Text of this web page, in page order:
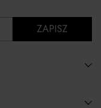
ZAPISZ